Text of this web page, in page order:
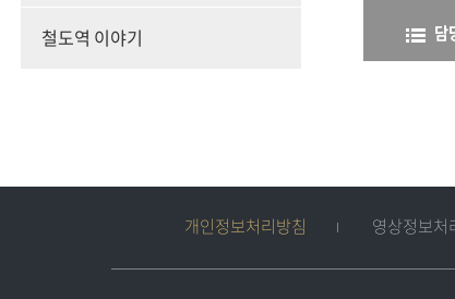
철도역 이야기
담
개인정보처리방침 영상정보처